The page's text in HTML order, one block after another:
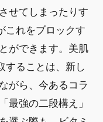
せてしまったりす
これをブロックす
ができます。美肌
することは、新し
がら、今あるコラ
最強の二段構え」